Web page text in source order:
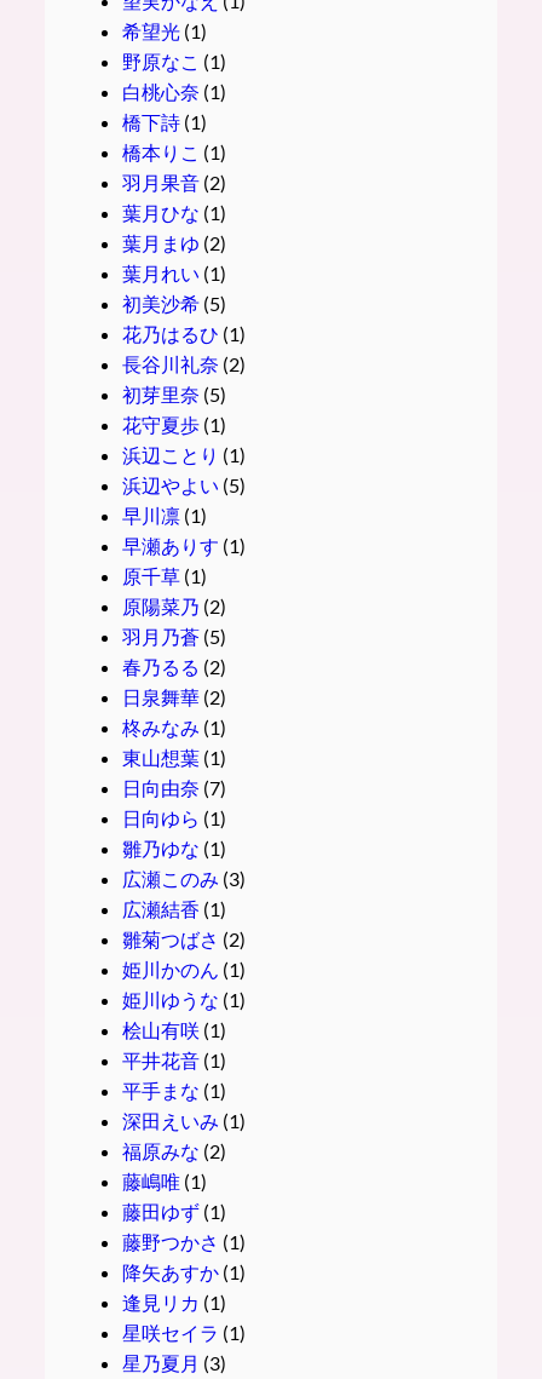
希望光(1)
野原なこ (1)
白桃心奈 (1)
橋下詩(1)
橋本りこ (1)
羽月果音(2)
葉月ひな (1)
葉月まゆ (2)
葉月れい (1)
初美沙希(5)
花乃はるひ (1)
長谷川礼奈 (2)
初芽里奈 (5)
花守夏歩(1)
浜辺ことり (1)
浜辺やよい (5)
早川凛(1)
早瀬ありす (1)
原千草(1)
原陽菜乃 (2)
羽月乃蒼(5)
春乃るる (2)
日泉舞華(2)
柊みなみ (1)
東山想葉(1)
日向由奈 (7)
日向ゆら (1)
雛乃ゆな (1)
広瀬このみ (3)
広瀬結香 (1)
雛菊つばさ (2)
姫川かのん (1)
姫川ゆうな (1)
桧山有咲(1)
平井花音(1)
平手まな (1)
深田えいみ (1)
福原みな (2)
藤嶋唯(1)
藤田ゆず(1)
藤野つかさ (1)
降矢あすか(1)
逢見リカ (1)
星咲セイラ (1)
星乃夏月 (3)